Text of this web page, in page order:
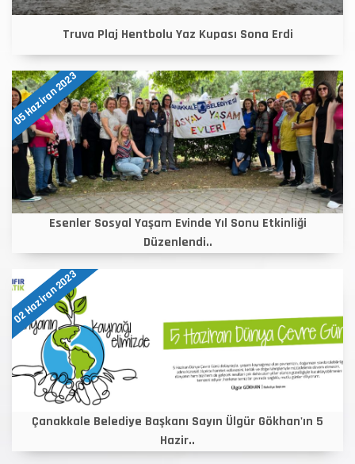
Truva Plaj Hentbolu Yaz Kupası Sona Erdi
05 Haziran 2023
Esenler Sosyal Yaşam Evinde Yıl Sonu Etkinliği
Düzenlendi..
02 Haziran 2023
Çanakkale Belediye Başkanı Sayın Ülgür Gökhan'ın 5
Hazir..